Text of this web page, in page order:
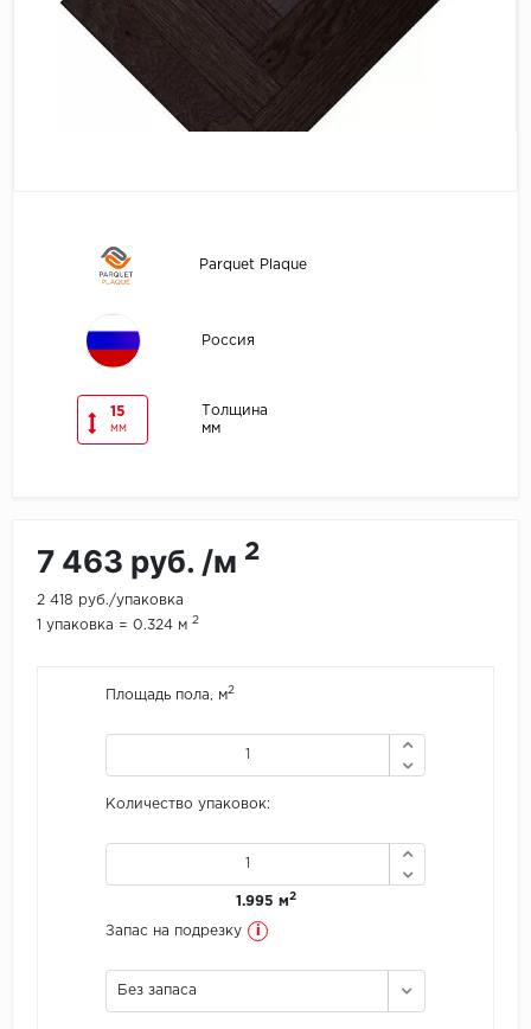
EcoClick
Jinan PDM
KDF
LimeStone
Parquet Plaque
Россия
15
мм
Толщина
мм
7 463 руб. /м 2
2 418 руб./упаковка
1 упаковка = 0.324 м 2
Площадь пола, м2
Количество упаковок:
1.995 м2
Запас на подрезку i
Без запаса